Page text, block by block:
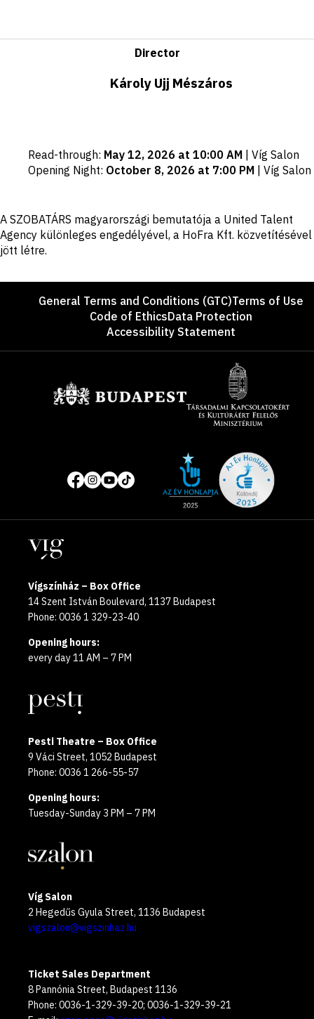
Director
Károly Ujj Mészáros
Important
dates
Read-through: May 12, 2026 at 10:00 AM
Víg Salon
Opening Night: October 8, 2026 at 7:00 PM Víg Salon
Disclaimer
A SZOBATÁRS magyarországi bemutatója a United Talent
Agency különleges engedélyével, a HoFra Kft. közvetítésével
jött létre.
FooterGeneral Terms and Conditions (GTC)Terms of Use
Code of EthicsData Protection
Accessibility Statement
Social
media
pages
of
year
Locations
Vígszínház – Box Office
14 Szent István Boulevard, 1137 Budapest
Phone: 0036 1 329-23-40
Opening hours:
every day 11 AM – 7 PM
Pesti Theatre – Box Office
9 Váci Street, 1052 Budapest
Phone: 0036 1 266-55-57
Opening hours:
Tuesday-Sunday 3 PM – 7 PM
Víg Salon
2 Hegedűs Gyula Street, 1136 Budapest
vigszalon@vigszinhaz.hu
Ticket Sales Department
8 Pannónia Street, Budapest 1136
Phone: 0036-1-329-39-20; 0036-1-329-39-21